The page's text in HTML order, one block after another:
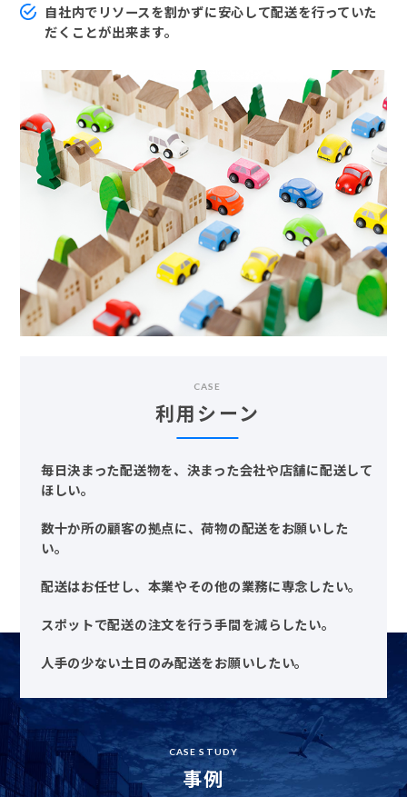
自社内でリソースを割かずに安心して配送を行っていた
だくことが出来ます。
CASE
利用シーン
毎日決まった配送物を、決まった会社や店舗に配送して
ほしい。
数十か所の顧客の拠点に、荷物の配送をお願いした
い。
配送はお任せし、本業やその他の業務に専念したい。
スポットで配送の注文を行う手間を減らしたい。
人手の少ない土日のみ配送をお願いしたい。
CASE STUDY
事例